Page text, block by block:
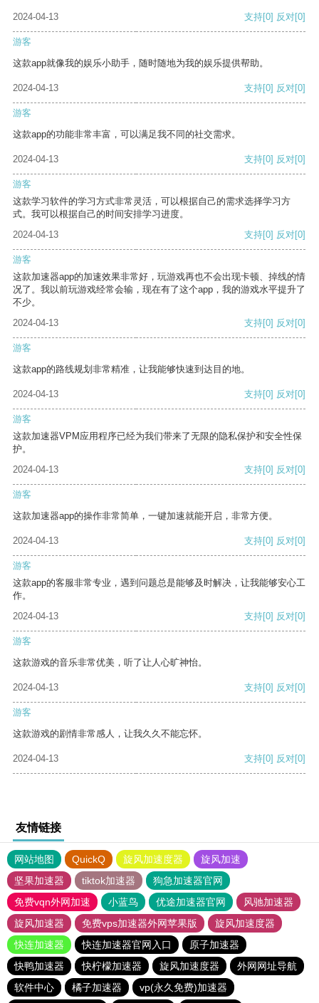
2024-04-13 支持[0] 反对[0]
游客
这款app就像我的娱乐小助手，随时随地为我的娱乐提供帮助。
2024-04-13 支持[0] 反对[0]
游客
这款app的功能非常丰富，可以满足我不同的社交需求。
2024-04-13 支持[0] 反对[0]
游客
这款学习软件的学习方式非常灵活，可以根据自己的需求选择学习方
式。我可以根据自己的时间安排学习进度。
2024-04-13
支持[0] 反对[0]
游客
这款加速器app的加速效果非常好，玩游戏再也不会出现卡顿、掉线的情
况了。我以前玩游戏经常会输，现在有了这个app，我的游戏水平提升了
不少。
2024-04-13
支持[0] 反对[0]
游客
这款app的路线规划非常精准，让我能够快速到达目的地。
2024-04-13 支持[0] 反对[0]
游客
这款加速器VPM应用程序已经为我们带来了无限的隐私保护和安全性保
护。
2024-04-13
支持[0] 反对[0]
游客
这款加速器app的操作非常简单，一键加速就能开启，非常方便。
2024-04-13 支持[0] 反对[0]
游客
这款app的客服非常专业，遇到问题总是能够及时解决，让我能够安心工
作。
2024-04-13
支持[0] 反对[0]
游客
这款游戏的音乐非常优美，听了让人心旷神怡。
2024-04-13 支持[0] 反对[0]
游客
这款游戏的剧情非常感人，让我久久不能忘怀。
2024-04-13 支持[0] 反对[0]
友情链接
网站地图 QuickQ 旋风加速度器
旋风加速
坚果加速器
tiktok加速器
狗急加速器官网
免费vqn外网加速
小蓝鸟 优途加速器官网
风驰加速器
旋风加速器
免费vps加速器外网苹果版
旋风加速度器
快连加速器
快连加速器官网入口
原子加速器
快鸭加速器
快柠檬加速器 旋风加速度器
外网网址导航
软件中心
橘子加速器 vp(永久免费)加速器